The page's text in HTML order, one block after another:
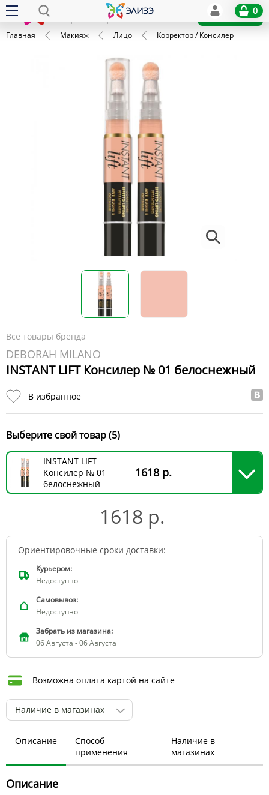
x
Открыть в приложении
Установить
0
Главная Макияж Лицо Корректор / Консилер
Все товары бренда
DEBORAH MILANO
INSTANT LIFT Консилер № 01 белоснежный
В избранное
Выберите свой товар (5)
INSTANT LIFT
Консилер № 01
белоснежный
1618 р.
1618 р.
Ориентировочные сроки доставки:
Курьером:
Недоступно
Самовывоз:
Недоступно
Забрать из магазина:
06 Августа - 06 Августа
Возможна оплата картой на сайте
Наличие в магазинах
Описание
Способ
применения
Наличие в
магазинах
Описание